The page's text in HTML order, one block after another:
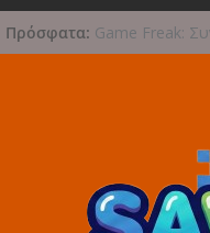
Πρόσφατα: Game Freak:
Μια
Διασχίστε
Διακοπές και